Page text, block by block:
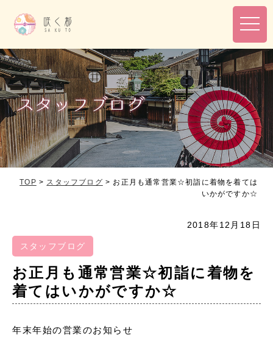
TOP > スタッフブログ > お正月も通常営業☆初詣に着物を着ては
いかがですか☆
2018年12月18日
スタッフブログ
お正月も通常営業☆初詣に着物を
着てはいかがですか☆
年末年始の営業のお知らせ